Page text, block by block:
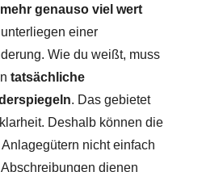
genauso viel wert
einer
Wie du weißt, muss
tatsächliche
. Das gebietet
Deshalb können die
nicht einfach
dienen